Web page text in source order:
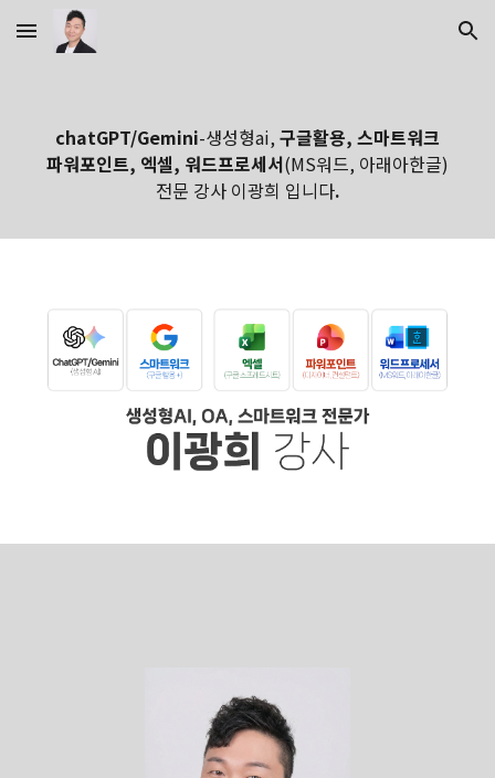
Skip to main content Skip to navigation
chatGPT/Gemini-생성형ai, 구글활용, 스마트워크
파워포인트, 엑셀, 워드프로세서(MS워드, 아래아한글)
전문 강사 이광희 입니다.